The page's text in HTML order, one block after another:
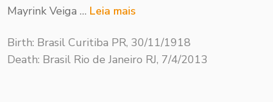
Mayrink Veiga … Leia mais
Birth: Brasil Curitiba PR, 30/11/1918
Death: Brasil Rio de Janeiro RJ, 7/4/2013